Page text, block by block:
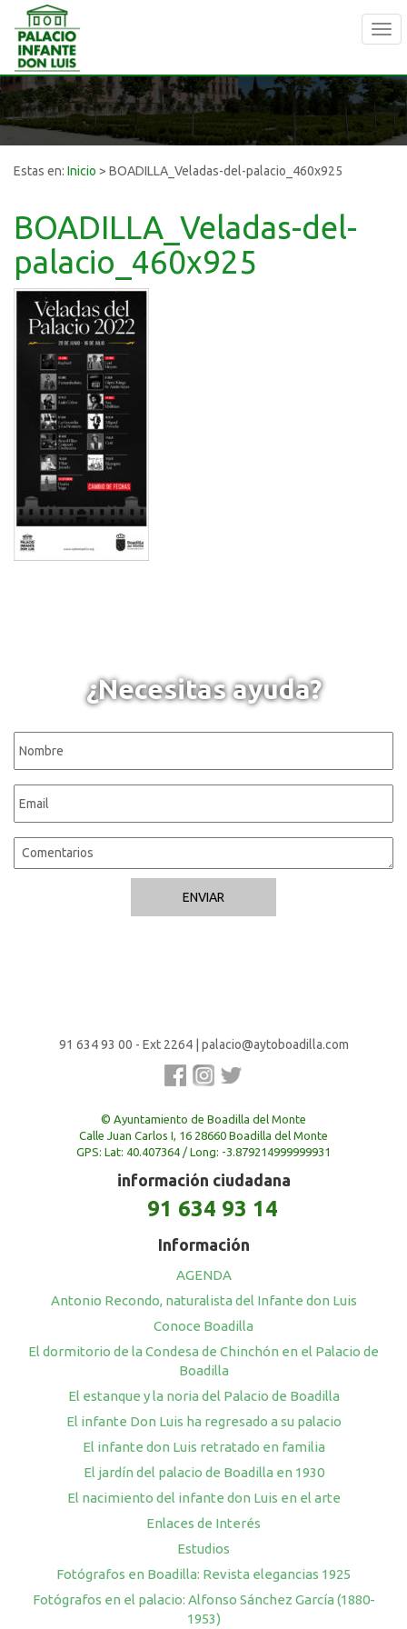
Estas en: Inicio > BOADILLA_Veladas-del-palacio_460x925
BOADILLA_Veladas-del-
palacio_460x925
¿Necesitas ayuda?
91 634 93 00 - Ext 2264| palacio@aytoboadilla.com
© Ayuntamiento de Boadilla del Monte
Calle Juan Carlos I, 16 28660 Boadilla del Monte
GPS: Lat: 40.407364 / Long: -3.879214999999931
información ciudadana
91 634 93 14
Información
AGENDA
Antonio Recondo, naturalista del Infante don Luis
Conoce Boadilla
El dormitorio de la Condesa de Chinchón en el Palacio de
Boadilla
El estanque y la noria del Palacio de Boadilla
El infante Don Luis ha regresado a su palacio
El infante don Luis retratado en familia
El jardín del palacio de Boadilla en 1930
El nacimiento del infante don Luis en el arte
Enlaces de Interés
Estudios
Fotógrafos en Boadilla: Revista elegancias 1925
Fotógrafos en el palacio: Alfonso Sánchez García (1880-
1953)